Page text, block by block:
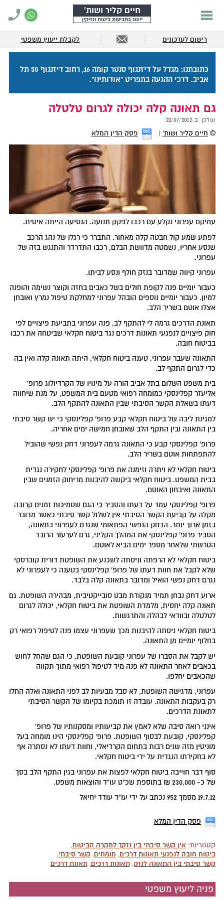
חיים קליר ושות'
ייצוג בתביעות ביטוח ונזיקין
רישום לעדכונים לקבלת ייעוץ משפטי
כתובתנו: מגדל על דיזנגוף סנטר קומה 16, רחוב דיזנגוף 50 תל
אביב. דרכי ההגעה בתפריט "אודותינו".
גם תאונה קלה יכולה לגרום טלטלה
עודכן ב-22/07/2012
© חיים קליר ושות' פסק הדין המלא
עמיקם עפרוני נקלע עם רכבו לפקק תנועה. הנסיעה הייתה איטית.
לפתע שמע קול חבטה קלה מאחור. התברר כי רגלו של נהג הרכב
שנסע אחריו, נשמטה מדוושת הבלם, רכבו התדרדר והתנגש בזה של
עפרוני.
עפרוני קיווה שמדובר בנזק חולף ונסע לביתו.
כעבור יומיים פנה לקופת חולים בשל כאבים בחזה וקוצר נשימה והופנה
למיון. כעבור יומיים נוספים הובהל עפרוני למחלקת טיפול נמרץ ואובחן
אצלו אוטם בשריר הלב.
תאונת הדרכים גרמה לי להתקף לב, פנה עפרוני בתביעת פיצויים לפי
חוק פיצויים לנפגעי תאונות דרכים נגד ביטוח חקלאי שביטחה את רכבו
בביטוח חובה.
התאונה שעבר עפרוני, טענה ביטוח חקלאי, היתה תאונה קלה ואין בה
כדי לגרום התקף לב.
בית משפט השלום בתל אביב הורה על מינויו של הקרדיולוג פרופ'
אליעזר קפלינסקי כמומחה רפואי מטעם בית המשפט, על מנת שיחווה
דעתו בשאלת הקשר הסיבתי שבין התאונה להתקף הלב.
למגינת ליבה של ביטוח חקלאי קבע פרופ' קפלינסקי כי יש קשר סיבתי
בין התאונה ובין התקף הלב שאובחן חמישה ימים אחריה.
פרופ' קפלינסקי קבע כי התאונה גרמה לעפרוני דחק נפשי שהוביל
להתפתחות אוטם בשריר הלב.
ביטוח חקלאי לא ויתרה וזימנה את פרופ' קפלינסקי לחקירה נגדית
בבית המשפט. ביטוח חקלאי ביקשה להיבנות מריחוק הזמנים שבין
התאונה ואיבחון האוטם.
פרופ' קפלינסקי עמד על דעתו והסביר כי הגם שסמיכות זמנים קרובה
מקלה על קביעת הקשר הסיבתי אין לשלול קשר סיבתי כאשר מדובר
בזמן ארוך יותר. הדחק הנפשי הפתאומי שנגרם לעפרוני בתאונה,
הסביר פרופ' קפלינסקי את המהלך הקליני, גרם לערעור הרובד
הטרשתי שלאחר מספר ימים הביא לאוטם.
ביטוח חקלאי לא הרפתה וניסתה לשכנע את השופטת דורית קוברסקי
שלא לקבל את חוות דעתו של פרופ' קפלינסקי בטענה כי לעפרוני לא
נגרם דחק נפשי הואיל ומדובר בתאונה קלה בלבד.
ארוע דחק נבחן תמיד מנקודת מבט סובייקטיבית, מבהירה השופטת. גם
תאונה קלה יחסית, מלמדת השופטת את ביטוח חקלאי, יכולה לגרום
לטלטלה ובוודאי לבהלה והתרגשות.
ביטוח חקלאי ניסתה להיבנות מכך שעפרוני עצמו פנה לטיפול רפואי רק
בחלוף יומיים מן התאונה.
יש לקבל את הסברו של עפרוני קובעת השופטת, כי הגם שהחל לחוש
בכאבים לאחר התאונה לא פנה מיד לטיפול רפואי מתוך תקווה
שהכאבים יחלפו.
עפרוני, מדגישה השופטת, לא סבל מבעיות לב לפני התאונה ואלה החלו
רק בעקבות התאונה. עובדה זו תומכת בקיומו של הקשר הסיבתי
לתאונת הדרכים.
אינני רואה סיבה שלא לאמץ את קביעותיו ומסקנותיו של פרופ'
קפלינסקי, קובעת לבסוף השופטת. פרופ' קפלינסקי הינו מומחה בעל
מוניטין מזה שנים רבות בתחום הקרדיאלי, וחוות דעתו לא נסתרה אף
לא בחקירתו הנגדית על ידי ביטוח חקלאי.
סוף דבר חוייבה ביטוח חקלאי לפצות את עפרוני בגין התקף הלב בסך
של כ- 230,000 ₪ בתוספת שכ"ט עו"ד והוצאות משפט.
19.7.12 מסמך 952 נכתב על ידי עו"ד עודד יחיאל
פסק הדין המלא
קטגוריות: אין קשר סיבתי בין נזקך למקרה הביטוח,
ביטוח חובה לנפגעי תאונות דרכים, מומחים, קשר סיבתי,
קשר סיבתי בין התאונה לנזק,תאונות דרכים,תאונת דרכים
פניה ליעוץ משפטי